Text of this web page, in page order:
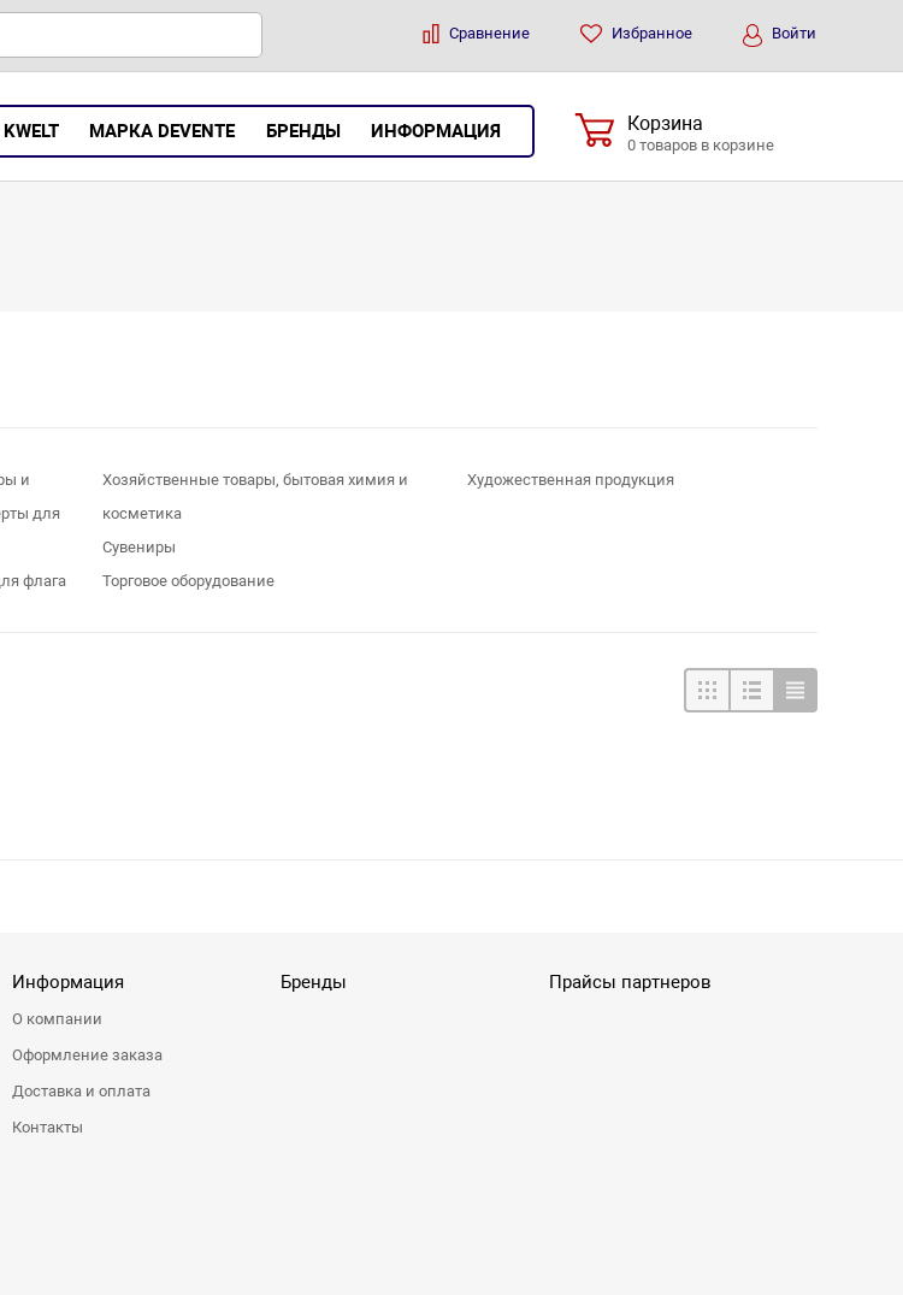
Сравнение Избранное Войти
МАРКА DEVENTE БРЕНДЫ ИНФОРМАЦИЯ Корзина
0 товаров в корзине
и
для
флага
Хозяйственные товары, бытовая химия и
косметика
Сувениры
Торговое оборудование
Художественная продукция
Информация
О компании
Оформление заказа
Доставка и оплата
Контакты
Бренды Прайсы партнеров